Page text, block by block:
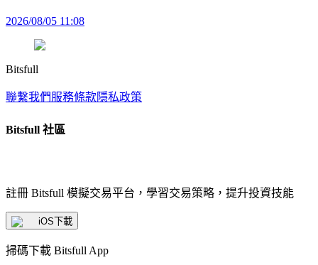
2026/08/05 11:08
Bitsfull
聯繫我們服務條款隱私政策
Bitsfull 社區
註冊 Bitsfull 模擬交易平台，學習交易策略，提升投資技能
iOS下載
掃碼下載 Bitsfull App